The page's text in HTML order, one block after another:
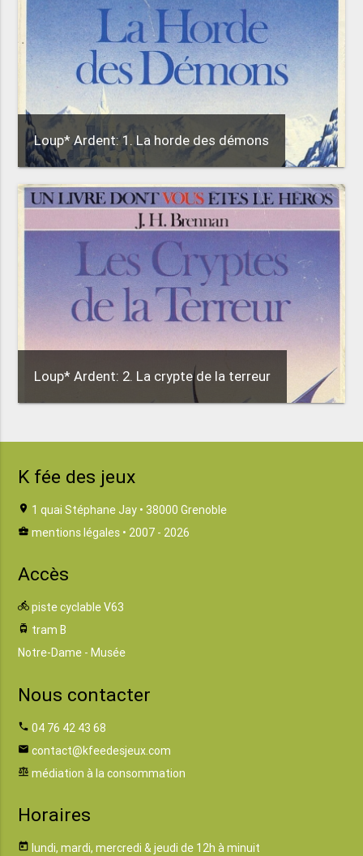
Loup* Ardent: 1. La horde des démons
Loup* Ardent: 2. La crypte de la terreur
K fée des jeux
location_on 1 quai Stéphane Jay • 38000 Grenoble
business_center mentions légales • 2007 - 2026
Accès
directions_bike piste cyclable V63
tram tram B
Notre-Dame - Musée
Nous contacter
phone 04 76 42 43 68
email contact@kfeedesjeux.com
balance médiation à la consommation
Horaires
today lundi, mardi, mercredi & jeudi de 12h à minuit